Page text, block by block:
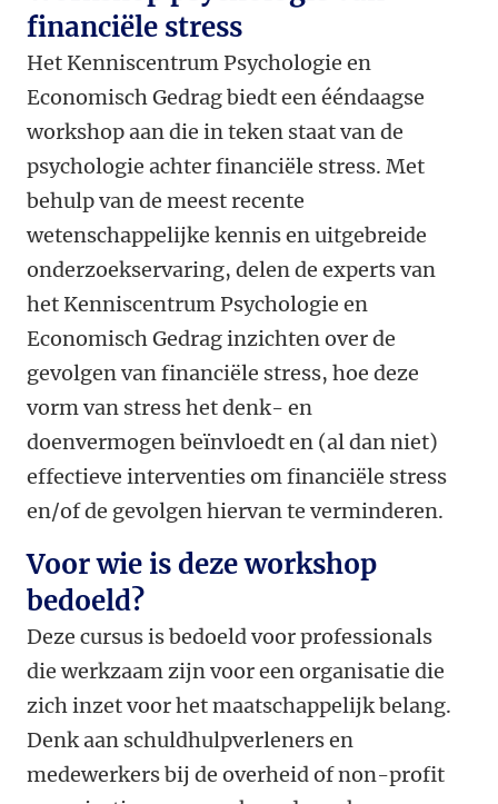
financiële stress
Het Kenniscentrum Psychologie en
Economisch Gedrag biedt een ééndaagse
workshop aan die in teken staat van de
psychologie achter financiële stress. Met
behulp van de meest recente
wetenschappelijke kennis en uitgebreide
onderzoekservaring, delen de experts van
het Kenniscentrum Psychologie en
Economisch Gedrag inzichten over de
gevolgen van financiële stress, hoe deze
vorm van stress het denk- en
doenvermogen beïnvloedt en (al dan niet)
effectieve interventies om financiële stress
en/of de gevolgen hiervan te verminderen.
Voor wie is deze workshop
bedoeld?
Deze cursus is bedoeld voor professionals
die werkzaam zijn voor een organisatie die
zich inzet voor het maatschappelijk belang.
Denk aan schuldhulpverleners en
medewerkers bij de overheid of non-profit